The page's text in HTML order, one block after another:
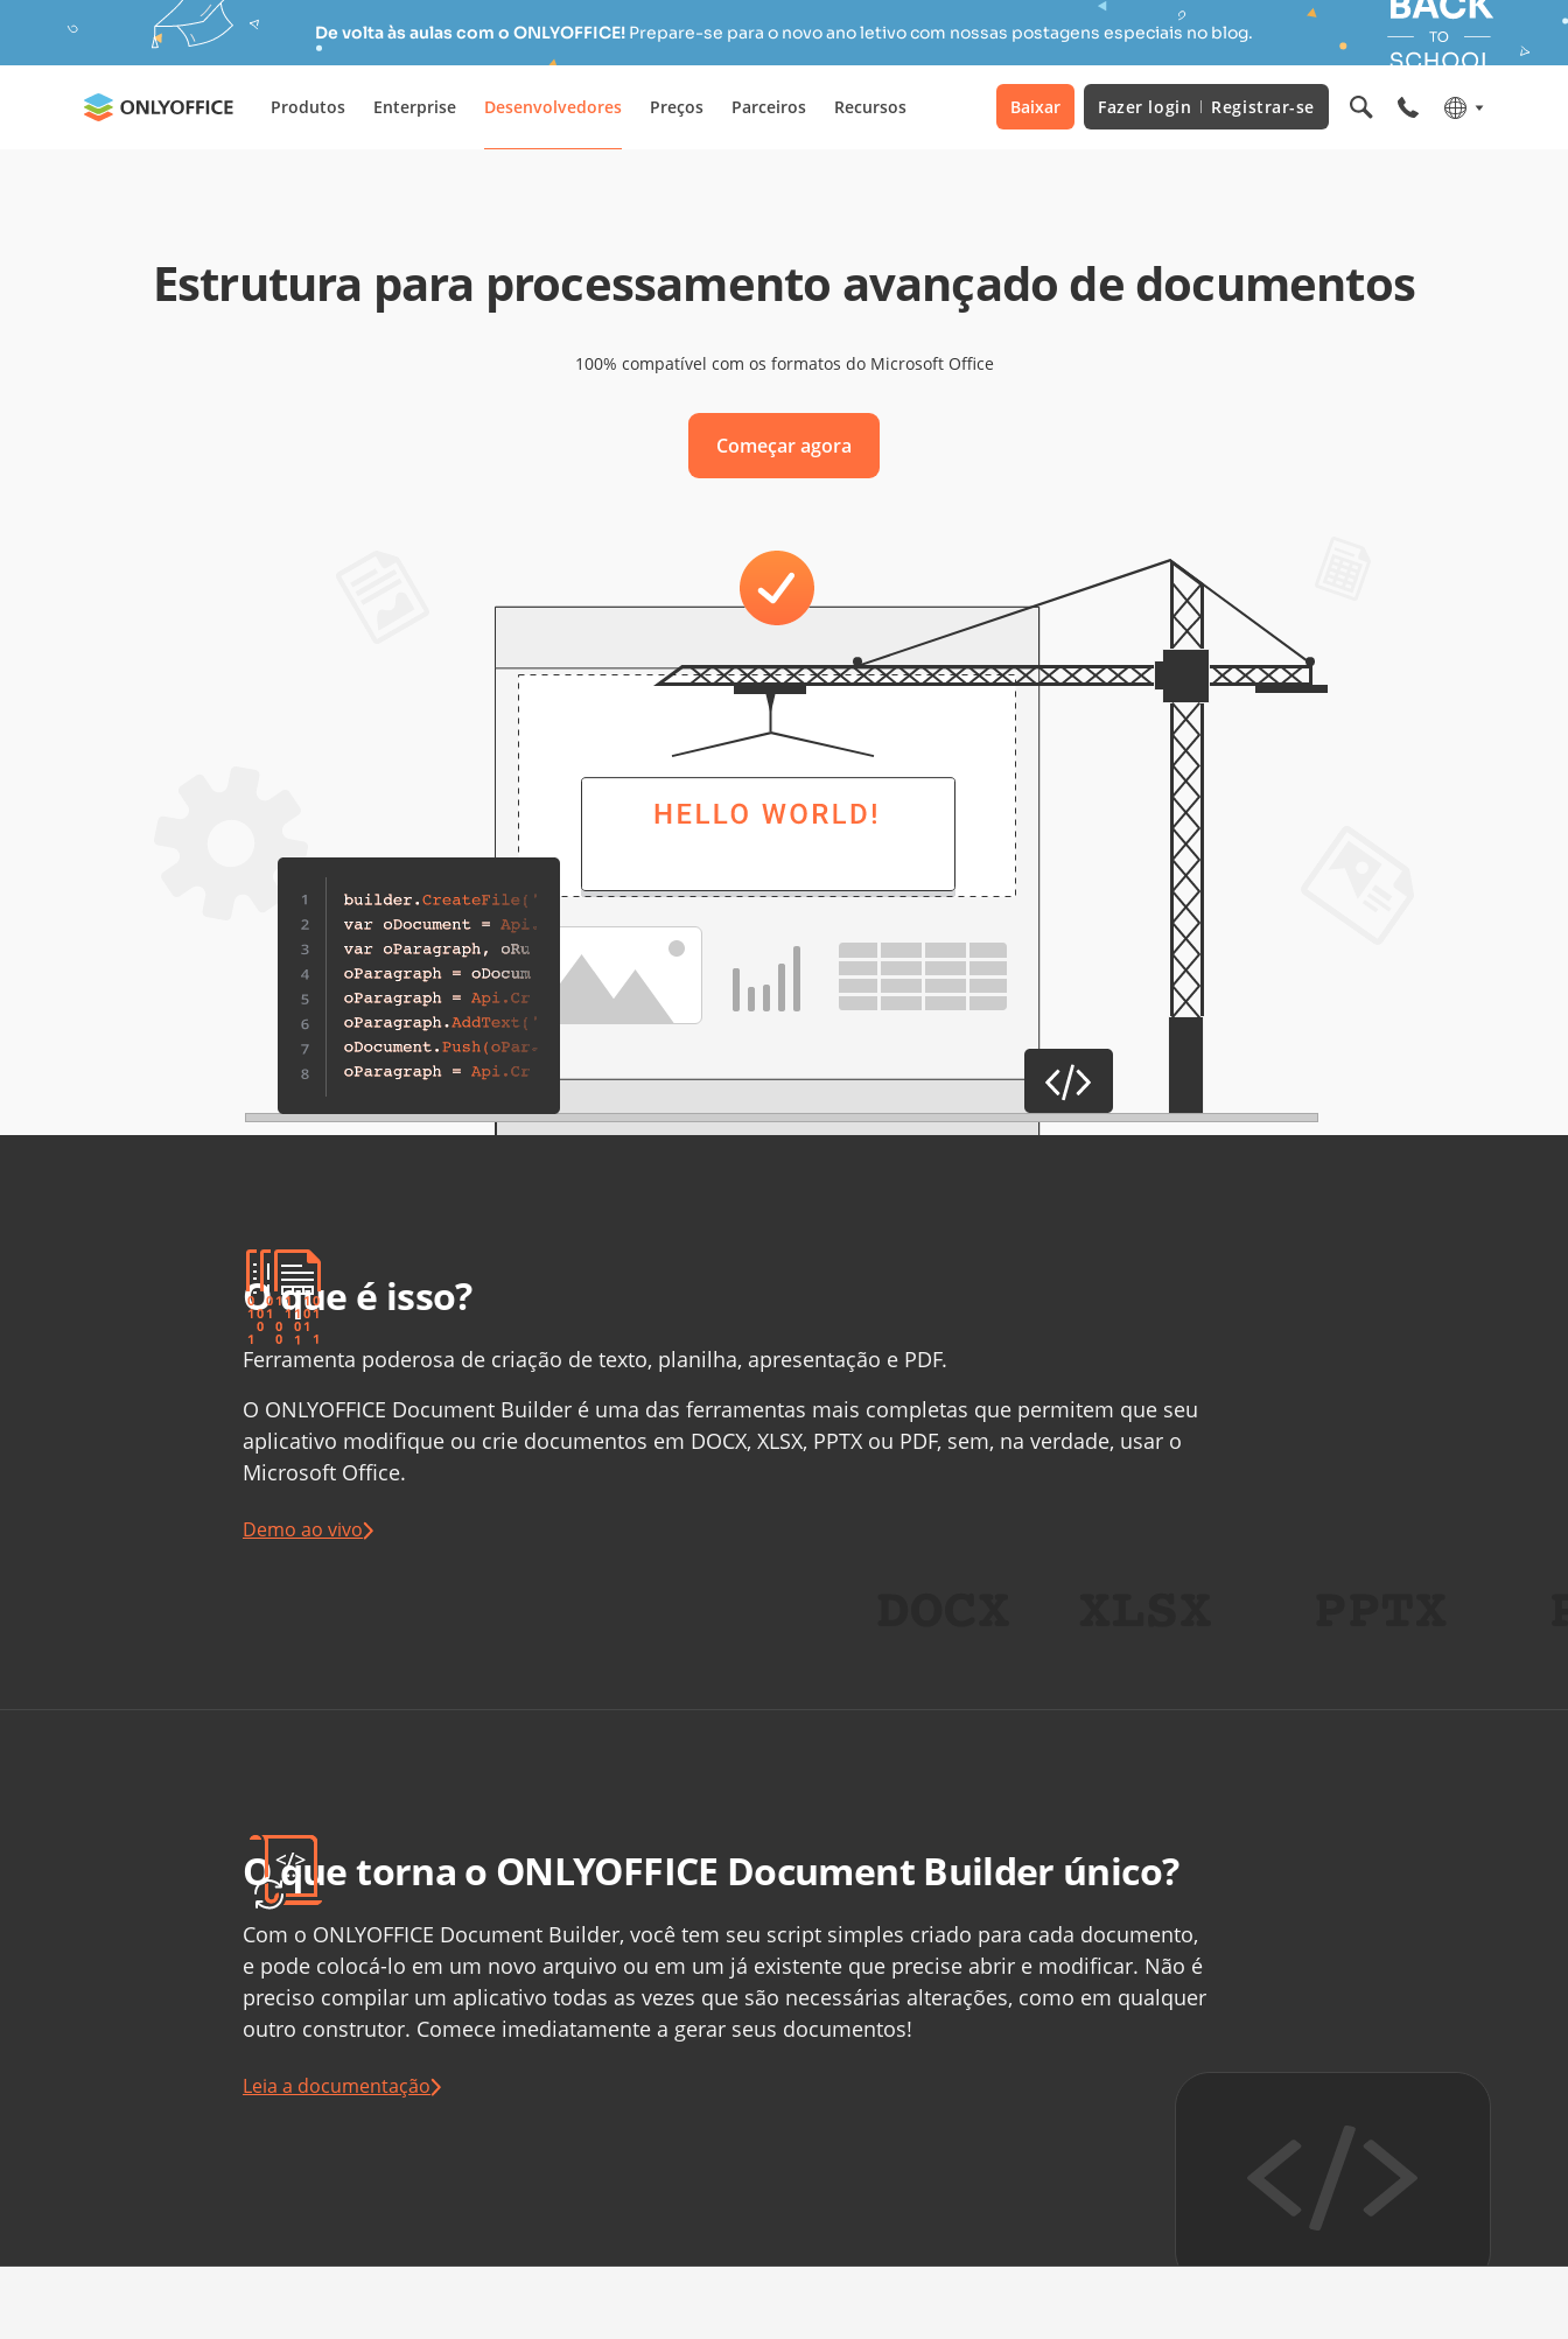
De volta às aulas com o ONLYOFFICE! Prepare-se para o novo ano letivo com nossas postagens especiais no blog.
Produtos Enterprise Desenvolvedores Preços Parceiros Recursos Baixar Fazer login Registrar-se
Estrutura para processamento avançado de documentos
100% compatível com os formatos do Microsoft Office
Começar agora
O que é isso?
Ferramenta poderosa de criação de texto, planilha, apresentação e PDF.
O ONLYOFFICE Document Builder é uma das ferramentas mais completas que permitem que seu
aplicativo modifique ou crie documentos em DOCX, XLSX, PPTX ou PDF, sem, na verdade, usar o
Microsoft Office.
Demo ao vivo
O que torna o ONLYOFFICE Document Builder único?
Com o ONLYOFFICE Document Builder, você tem seu script simples criado para cada documento,
e pode colocá-lo em um novo arquivo ou em um já existente que precise abrir e modificar. Não é
preciso compilar um aplicativo todas as vezes que são necessárias alterações, como em qualquer
outro construtor. Comece imediatamente a gerar seus documentos!
Leia a documentação